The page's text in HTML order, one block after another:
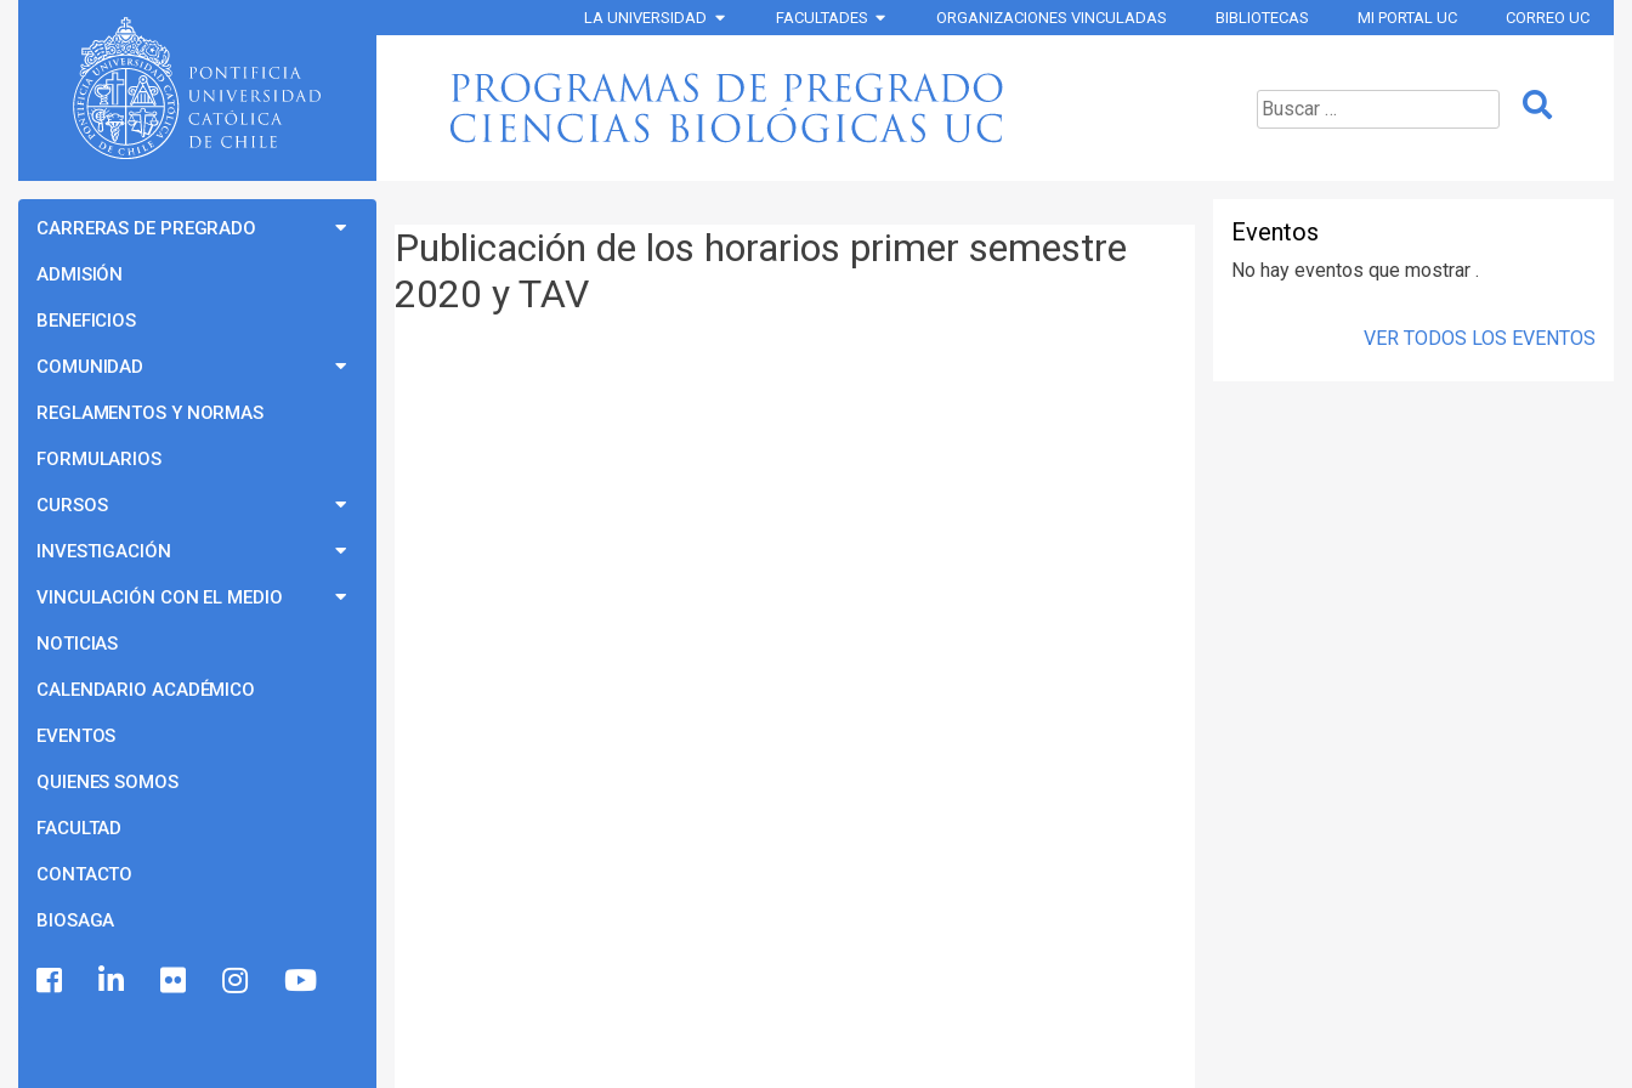
LA UNIVERSIDAD FACULTADES ORGANIZACIONES VINCULADAS BIBLIOTECAS MI PORTAL UC CORREO UC
Publicación de los horarios primer semestre
2020 y TAV
CARRERAS DE PREGRADO
ADMISIÓN
BENEFICIOS
COMUNIDAD
REGLAMENTOS Y NORMAS
FORMULARIOS
CURSOS
INVESTIGACIÓN
VINCULACIÓN CON EL MEDIO
NOTICIAS
CALENDARIO ACADÉMICO
EVENTOS
QUIENES SOMOS
FACULTAD
CONTACTO
BIOSAGA
Eventos
No hay eventos que mostrar .
VER TODOS LOS EVENTOS